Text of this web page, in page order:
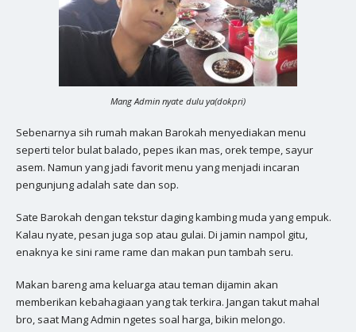
Mang Admin nyate dulu ya(dokpri)
Sebenarnya sih rumah makan Barokah menyediakan menu
seperti telor bulat balado, pepes ikan mas, orek tempe, sayur
asem. Namun yang jadi favorit menu yang menjadi incaran
pengunjung adalah sate dan sop.
Sate Barokah dengan tekstur daging kambing muda yang empuk.
Kalau nyate, pesan juga sop atau gulai. Di jamin nampol gitu,
enaknya ke sini rame rame dan makan pun tambah seru.
Makan bareng ama keluarga atau teman dijamin akan
memberikan kebahagiaan yang tak terkira. Jangan takut mahal
bro, saat Mang Admin ngetes soal harga, bikin melongo.